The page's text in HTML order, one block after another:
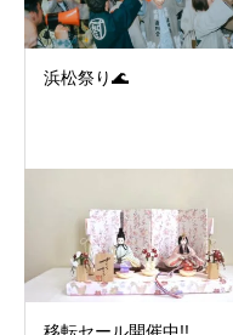
浜松祭り🌊